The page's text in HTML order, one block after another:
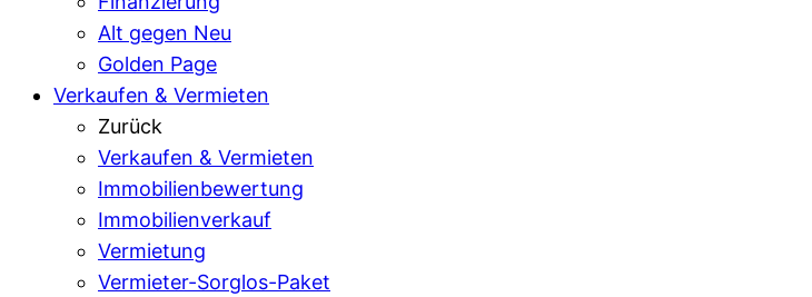
Alt gegen Neu
Golden Page
Verkaufen & Vermieten
Zurück
Verkaufen & Vermieten
Immobilienbewertung
Immobilienverkauf
Vermietung
Vermieter-Sorglos-Paket